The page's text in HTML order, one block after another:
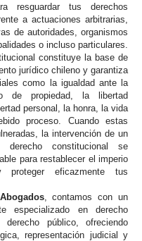
resguardar tus derechos
a actuaciones arbitrarias,
de autoridades, organismos
o incluso particulares.
constituye la base de
jurídico chileno y garantiza
como la igualdad ante la
de propiedad, la libertad
personal, la honra, la vida
proceso. Cuando estas
la intervención de un
derecho constitucional se
para restablecer el imperio
eficazmente tus
, contamos con un
especializado en derecho
derecho público, ofreciendo
representación judicial y